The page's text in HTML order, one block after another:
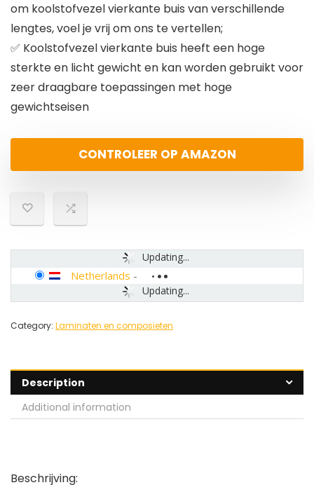
om koolstofvezel vierkante buis van verschillende
lengtes, voel je vrij om ons te vertellen;
✅ Koolstofvezel vierkante buis heeft een hoge
sterkte en licht gewicht en kan worden gebruikt voor
zeer draagbare toepassingen met hoge
gewichtseisen
CONTROLEER OP AMAZON
Updating...
Updating...
Netherlands -
Category: Laminaten en composieten
Description
Additional information
Beschrijving: